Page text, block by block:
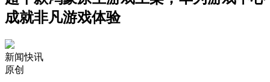
成就非凡游戏体验
新闻快讯
原创